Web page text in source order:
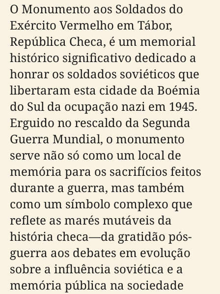
O Monumento aos Soldados do
Exército Vermelho em Tábor,
República Checa, é um memorial
histórico significativo dedicado a
honrar os soldados soviéticos que
libertaram esta cidade da Boémia
do Sul da ocupação nazi em 1945.
Erguido no rescaldo da Segunda
Guerra Mundial, o monumento
serve não só como um local de
memória para os sacrifícios feitos
durante a guerra, mas também
como um símbolo complexo que
reflete as marés mutáveis da
história checa—da gratidão pós-
guerra aos debates em evolução
sobre a influência soviética e a
memória pública na sociedade